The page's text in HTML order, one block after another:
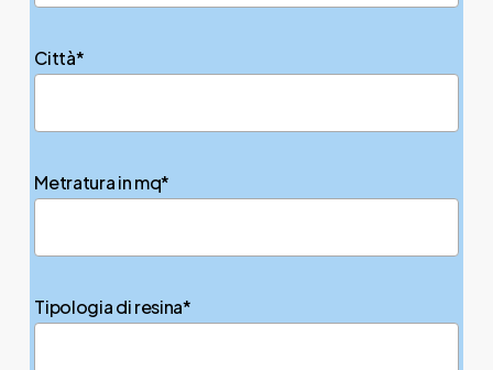
Città*
Metratura in mq*
Tipologia di resina*